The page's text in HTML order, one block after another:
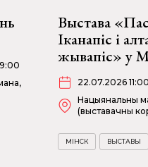
Выстава
Іканапіс і
жывапіс» у
22.07.2026
Нацыянальны
(выставачны
МІНСК ВЫСТАВЫ